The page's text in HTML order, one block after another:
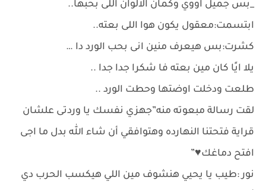
_بس جميل اووي وكمان الالوان اللى بحبها..
ابتسمت:معقول يكون هوا اللى بعته..
كشرت:بس هيعرف منين انى بحب الورد دا …
يلا ايًا كان مين بعته فا شكرا جدا جدا ..
طلعت ودخلت اوضتها وحطت الورد ..
لقت رسالة مبعوته منه”جهزي نفسك يا وردتى علشان
قراية فتحتنا النهارده وهتوافقي أن شاء الله بدل ما اجى
افتح دماغك♥️”
نور :طيب يا يحيي هنشوف مين اللي هيكسب الحرب دي